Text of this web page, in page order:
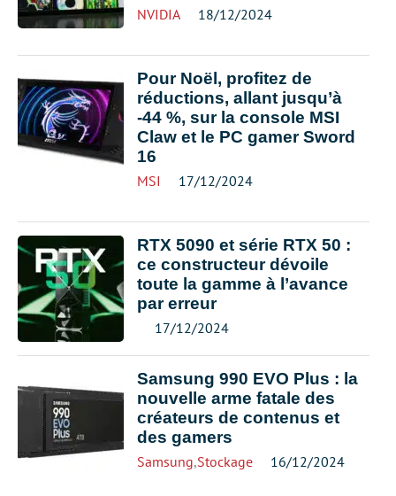
NVIDIA 18/12/2024
Pour Noël, profitez de
réductions, allant jusqu’à
-44 %, sur la console MSI
Claw et le PC gamer Sword
16
MSI 17/12/2024
RTX 5090 et série RTX 50 :
ce constructeur dévoile
toute la gamme à l’avance
par erreur
17/12/2024
Samsung 990 EVO Plus : la
nouvelle arme fatale des
créateurs de contenus et
des gamers
Samsung,Stockage 16/12/2024